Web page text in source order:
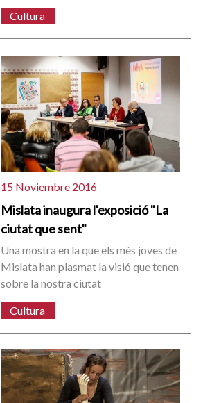
Cultura
15 Noviembre 2016
Mislata inaugura l'exposició "La
ciutat que sent"
Una mostra en la que els més joves de
Mislata han plasmat la visió que tenen
sobre la nostra ciutat
Cultura